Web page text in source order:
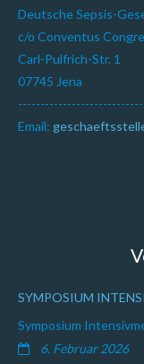
Deutsche Sepsis-
c/o Conventus
Carl-Pulfrich-Str. 1
07745 Jena
Email:
SYMPOSIUM
Symposium
6. Februar 2026